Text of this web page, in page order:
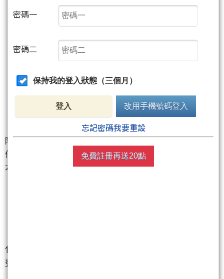
【電子五哥展笑顏 台積鏈與設備股全面暖身】
除了權值股撐場，另一條主軸就是台積鏈與半導體設
備股全面升溫，市場顯然已提前為接下來的法說與資
本支出題材暖身。矽科宏晟（6725）、萬潤
代工鏈買氣仍在。在台積電
整體供應鏈士氣明顯被重新點燃。
密碼一
密碼二
保持我的登入狀態（三個月）
登入 改用手機號碼登入
忘記密碼我要重設
免費註冊再送20點